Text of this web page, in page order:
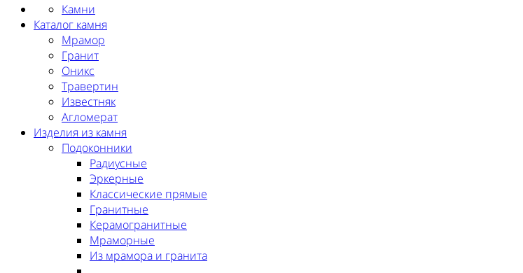
Камни
Каталог камня
Мрамор
Гранит
Оникс
Травертин
Известняк
Агломерат
Изделия из камня
Подоконники
Радиусные
Эркерные
Классические прямые
Гранитные
Керамогранитные
Мраморные
Из мрамора и гранита